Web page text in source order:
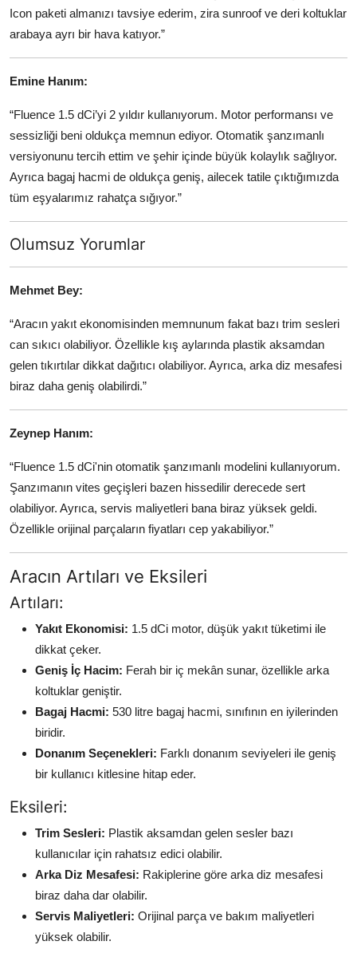
Icon paketi almanızı tavsiye ederim, zira sunroof ve deri koltuklar
arabaya ayrı bir hava katıyor.”
Emine Hanım:
“Fluence 1.5 dCi’yi 2 yıldır kullanıyorum. Motor performansı ve
sessizliği beni oldukça memnun ediyor. Otomatik şanzımanlı
versiyonunu tercih ettim ve şehir içinde büyük kolaylık sağlıyor.
Ayrıca bagaj hacmi de oldukça geniş, ailecek tatile çıktığımızda
tüm eşyalarımız rahatça sığıyor.”
Olumsuz Yorumlar
Mehmet Bey:
“Aracın yakıt ekonomisinden memnunum fakat bazı trim sesleri
can sıkıcı olabiliyor. Özellikle kış aylarında plastik aksamdan
gelen tıkırtılar dikkat dağıtıcı olabiliyor. Ayrıca, arka diz mesafesi
biraz daha geniş olabilirdi.”
Zeynep Hanım:
“Fluence 1.5 dCi'nin otomatik şanzımanlı modelini kullanıyorum.
Şanzımanın vites geçişleri bazen hissedilir derecede sert
olabiliyor. Ayrıca, servis maliyetleri bana biraz yüksek geldi.
Özellikle orijinal parçaların fiyatları cep yakabiliyor.”
Aracın Artıları ve Eksileri
Artıları:
Yakıt Ekonomisi: 1.5 dCi motor, düşük yakıt tüketimi ile
dikkat çeker.
Geniş İç Hacim: Ferah bir iç mekân sunar, özellikle arka
koltuklar geniştir.
Bagaj Hacmi: 530 litre bagaj hacmi, sınıfının en iyilerinden
biridir.
Donanım Seçenekleri: Farklı donanım seviyeleri ile geniş
bir kullanıcı kitlesine hitap eder.
Eksileri:
Trim Sesleri: Plastik aksamdan gelen sesler bazı
kullanıcılar için rahatsız edici olabilir.
Arka Diz Mesafesi: Rakiplerine göre arka diz mesafesi
biraz daha dar olabilir.
Servis Maliyetleri: Orijinal parça ve bakım maliyetleri
yüksek olabilir.